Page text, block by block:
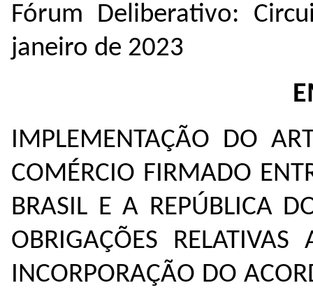
Fórum Deliberativo:
janeiro de 2023
IMPLEMENTAÇÃO DO
COMÉRCIO FIRMADO
BRASIL E A REPÚBLICA
OBRIGAÇÕES
INCORPORAÇÃO DO